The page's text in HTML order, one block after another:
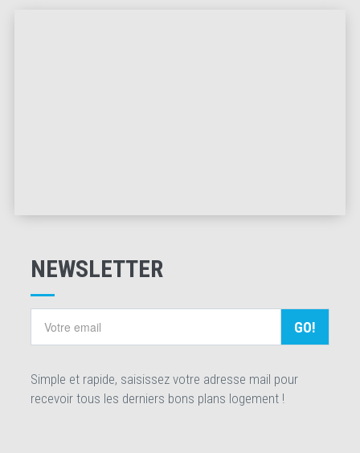
NEWSLETTER
GO!
Simple et rapide, saisissez votre adresse mail pour
recevoir tous les derniers bons plans logement !